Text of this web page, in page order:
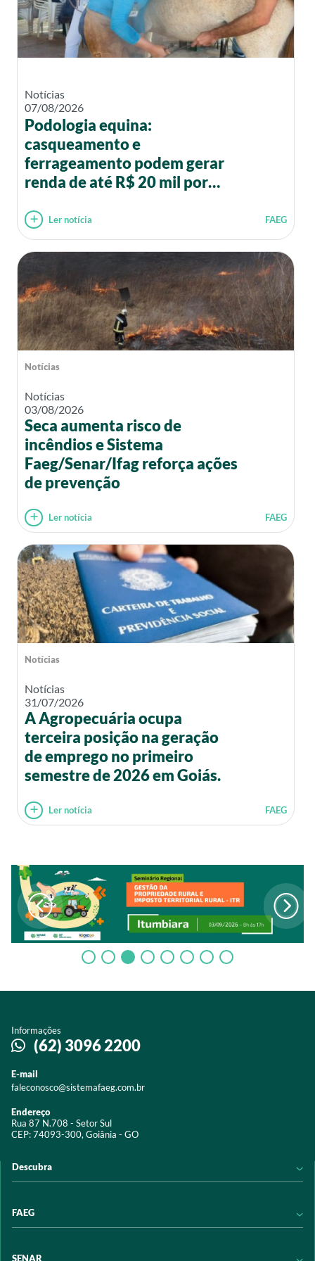
Notícias
07/08/2026
Podologia equina:
casqueamento e
ferrageamento podem gerar
renda de até R$ 20 mil por
Ler notícia FAEG
Notícias
Notícias
03/08/2026
Seca aumenta risco de
incêndios e Sistema
Faeg/Senar/Ifag reforça ações
de prevenção
Ler notícia FAEG
Notícias
Notícias
31/07/2026
A Agropecuária ocupa
terceira posição na geração
de emprego no primeiro
semestre de 2026 em Goiás.
Ler notícia FAEG
Informações
(62) 3096 2200
E-mail
faleconosco@sistemafaeg.com.br
Endereço
Rua 87 N.708 - Setor Sul
CEP: 74093-300, Goiânia - GO
Descubra
Acervo digital
FAEG
SENAR